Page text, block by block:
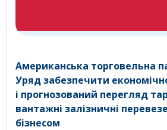
Американська торговельна
Уряд забезпечити
і прогнозований перегляд
вантажні залізничні
бізнесом